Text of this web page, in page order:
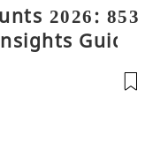
2026: 853
Guide